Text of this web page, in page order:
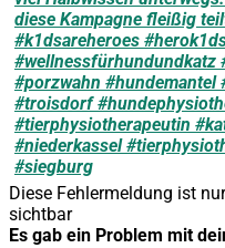
Diese Fehlermeldung ist
sichtbar
Es gab ein Problem mit